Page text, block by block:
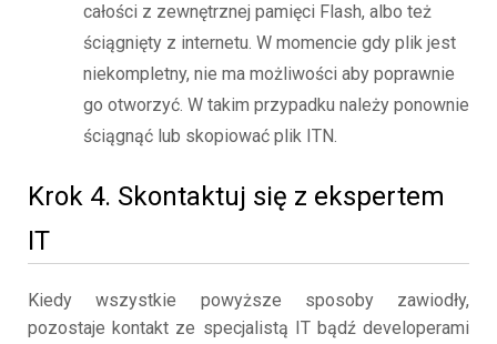
całości z zewnętrznej pamięci Flash, albo też
ściągnięty z internetu. W momencie gdy plik jest
niekompletny, nie ma możliwości aby poprawnie
go otworzyć. W takim przypadku należy ponownie
ściągnąć lub skopiować plik ITN.
Krok 4. Skontaktuj się z ekspertem
IT
Kiedy wszystkie powyższe sposoby zawiodły,
pozostaje kontakt ze specjalistą IT bądź developerami